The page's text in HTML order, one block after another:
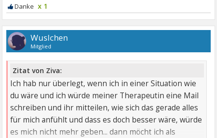
x 1
Wuslchen
Mitglied
Zitat von Ziva:
Ich hab nur überlegt, wenn ich in einer Situation wie
du wäre und ich würde meiner Therapeutin eine Mail
schreiben und ihr mitteilen, wie sich das gerade alles
für mich anfühlt und dass es doch besser wäre, würde
es mich nicht mehr geben... dann möcht ich als